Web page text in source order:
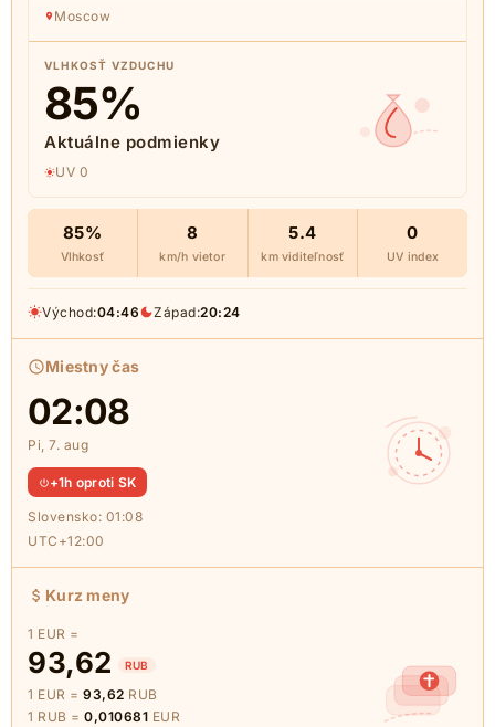
Moscow
VLHKOSŤ VZDUCHU
85%
Aktuálne podmienky
UV 0
85%
Vlhkosť
8
km/h vietor
5.4
km viditeľnosť
0
UV index
Východ:04:46 Západ:20:24
Miestny čas
02:08
Pi, 7. aug
+1h oproti SK
Slovensko: 01:08
UTC+12:00
Kurz meny
1 EUR =
93,62 RUB
1 EUR = 93,62 RUB
1 RUB = 0,010681 EUR